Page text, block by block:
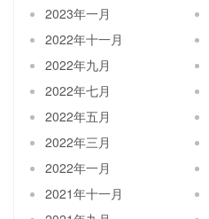
2023年一月
2022年十一月
2022年九月
2022年七月
2022年五月
2022年三月
2022年一月
2021年十一月